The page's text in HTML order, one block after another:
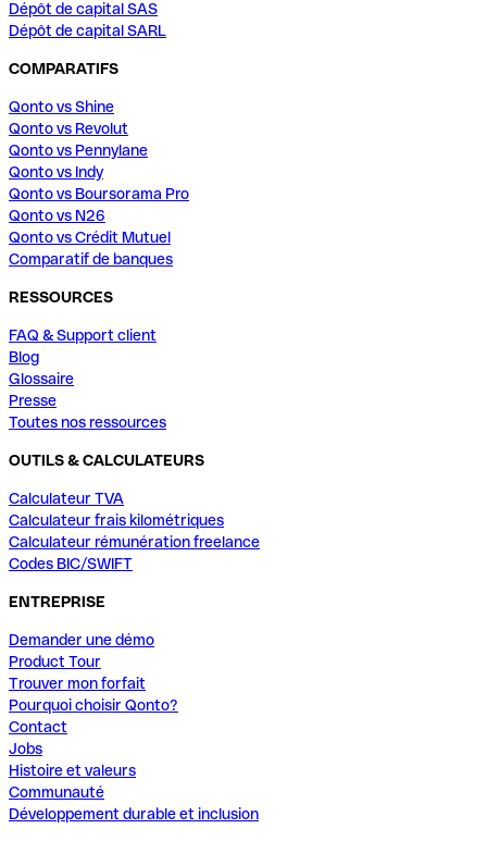
Dépôt de capital SAS
Dépôt de capital SARL
COMPARATIFS
Qonto vs Shine
Qonto vs Revolut
Qonto vs Pennylane
Qonto vs Indy
Qonto vs Boursorama Pro
Qonto vs N26
Qonto vs Crédit Mutuel
Comparatif de banques
RESSOURCES
FAQ & Support client
Blog
Glossaire
Presse
Toutes nos ressources
OUTILS & CALCULATEURS
Calculateur TVA
Calculateur frais kilométriques
Calculateur rémunération freelance
Codes BIC/SWIFT
ENTREPRISE
Demander une démo
Product Tour
Trouver mon forfait
Pourquoi choisir Qonto?
Contact
Jobs
Histoire et valeurs
Communauté
Développement durable et inclusion